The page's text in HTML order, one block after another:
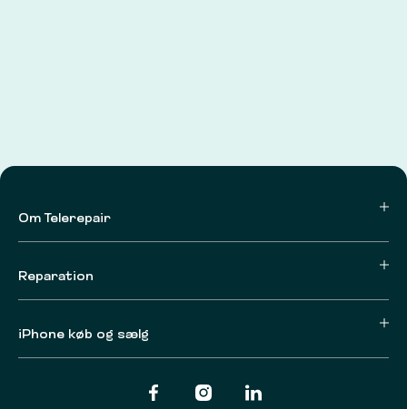
Om Telerepair
Reparation
iPhone køb og sælg